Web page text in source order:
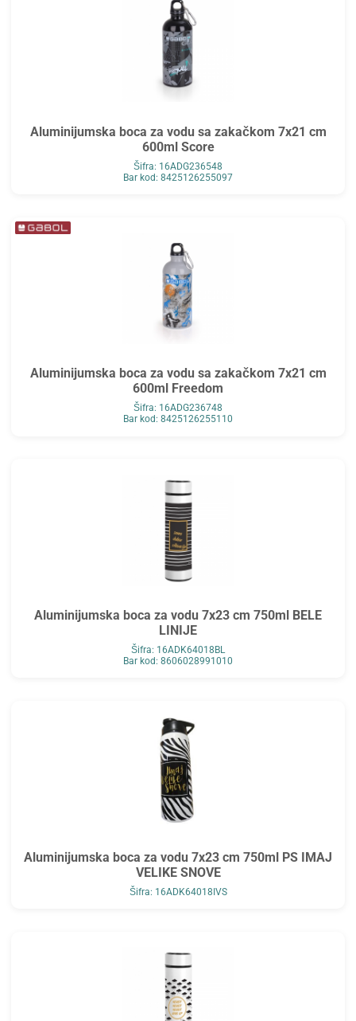
Aluminijumska boca za vodu sa zakačkom 7x21 cm
600ml Score
Šifra: 16ADG236548
Bar kod: 8425126255097
Aluminijumska boca za vodu sa zakačkom 7x21 cm
600ml Freedom
Šifra: 16ADG236748
Bar kod: 8425126255110
Aluminijumska boca za vodu 7x23 cm 750ml BELE
LINIJE
Šifra: 16ADK64018BL
Bar kod: 8606028991010
Aluminijumska boca za vodu 7x23 cm 750ml PS IMAJ
VELIKE SNOVE
Šifra: 16ADK64018IVS